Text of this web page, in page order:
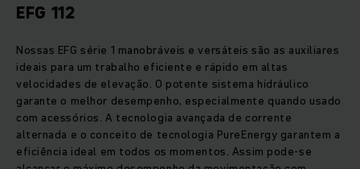
EFG 112
Nossas EFG série 1 manobráveis e versáteis são as auxiliares
ideais para um trabalho eficiente e rápido em altas
velocidades de elevação. O potente sistema hidráulico
garante o melhor desempenho, especialmente quando usado
com acessórios. A tecnologia avançada de corrente
alternada e o conceito de tecnologia PureEnergy garantem a
eficiência ideal em todos os momentos. Assim pode-se